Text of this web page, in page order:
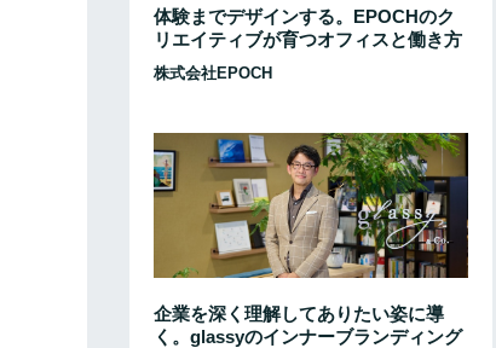
体験までデザインする。EPOCHのク
リエイティブが育つオフィスと働き方
株式会社EPOCH
企業を深く理解してありたい姿に導
く。glassyのインナーブランディング